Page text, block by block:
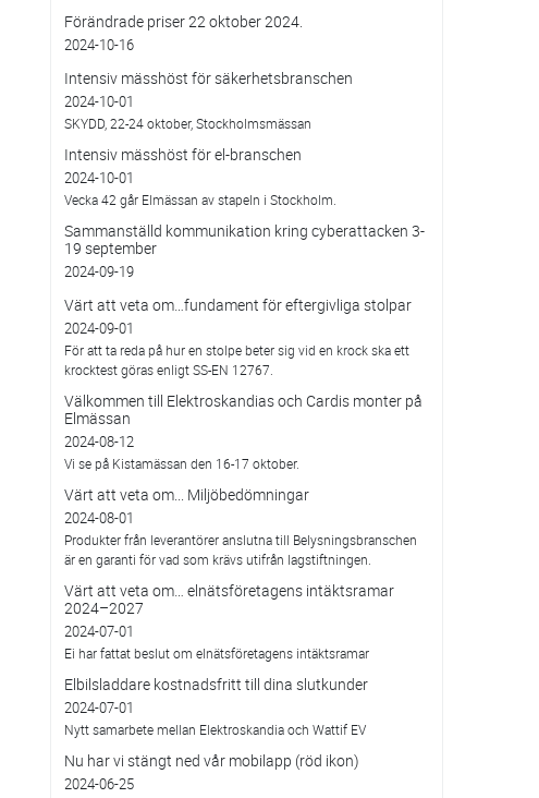
Förändrade priser 22 oktober 2024.
2024-10-16
Intensiv mässhöst för säkerhetsbranschen
2024-10-01
SKYDD, 22-24 oktober, Stockholmsmässan
Intensiv mässhöst för el-branschen
2024-10-01
Vecka 42 går Elmässan av stapeln i Stockholm.
Sammanställd kommunikation kring cyberattacken 3-
19 september
2024-09-19
Värt att veta om…fundament för eftergivliga stolpar
2024-09-01
För att ta reda på hur en stolpe beter sig vid en krock ska ett
krocktest göras enligt SS-EN 12767.
Välkommen till Elektroskandias och Cardis monter på
Elmässan
2024-08-12
Vi se på Kistamässan den 16-17 oktober.
Värt att veta om... Miljöbedömningar
2024-08-01
Produkter från leverantörer anslutna till Belysningsbranschen
är en garanti för vad som krävs utifrån lagstiftningen.
Värt att veta om… elnätsföretagens intäktsramar
2024–2027
2024-07-01
Ei har fattat beslut om elnätsföretagens intäktsramar
Elbilsladdare kostnadsfritt till dina slutkunder
2024-07-01
Nytt samarbete mellan Elektroskandia och Wattif EV
Nu har vi stängt ned vår mobilapp (röd ikon)
2024-06-25